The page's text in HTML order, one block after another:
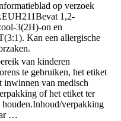
op verzoek
EUH211Bevat 1,2-
3(2H)-on en
Kan een allergische
van kinderen
te gebruiken, het etiket
inwinnen van medisch
of het etiket ter
Inhoud/verpakking
…